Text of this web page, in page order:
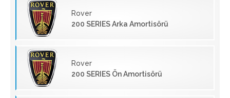
Rover
200 SERIES Arka Amortisörü
Rover
200 SERIES Ön Amortisörü